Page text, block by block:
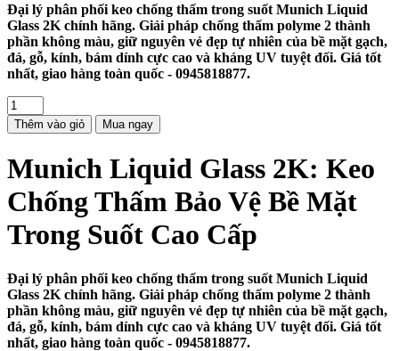
Đại lý phân phối keo chống thấm trong suốt Munich Liquid
Glass 2K chính hãng. Giải pháp chống thấm polyme 2 thành
phần không màu, giữ nguyên vẻ đẹp tự nhiên của bề mặt gạch,
đá, gỗ, kính, bám dính cực cao và kháng UV tuyệt đối. Giá tốt
nhất, giao hàng toàn quốc - 0945818877.
Thêm vào giỏ Mua ngay
Munich Liquid Glass 2K: Keo
Chống Thấm Bảo Vệ Bề Mặt
Trong Suốt Cao Cấp
Đại lý phân phối keo chống thấm trong suốt Munich Liquid
Glass 2K chính hãng. Giải pháp chống thấm polyme 2 thành
phần không màu, giữ nguyên vẻ đẹp tự nhiên của bề mặt gạch,
đá, gỗ, kính, bám dính cực cao và kháng UV tuyệt đối. Giá tốt
nhất, giao hàng toàn quốc - 0945818877.